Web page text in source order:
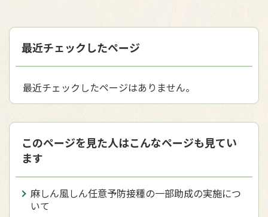
最近チェックしたページ
最近チェックしたページはありません。
このページを見た人はこんなページも見てい
ます
麻しん風しん任意予防接種の一部助成の実施につ
いて